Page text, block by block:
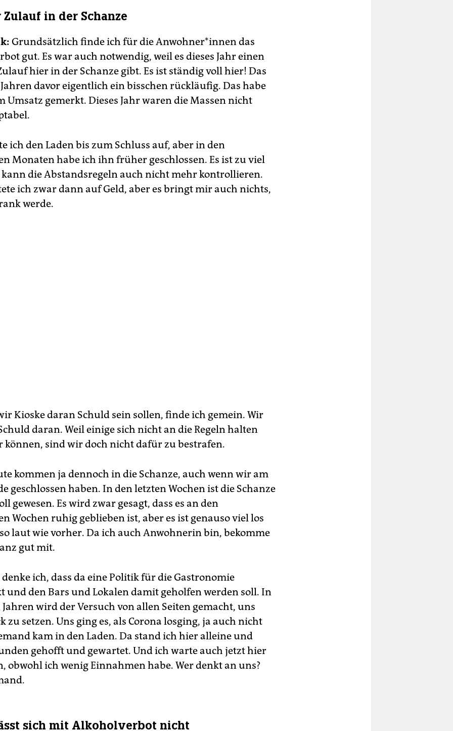
in der Schanze
Grundsätzlich finde ich für die Anwohner*innen das
gut. Es war auch notwendig, weil es dieses Jahr einen
hier in der Schanze gibt. Es ist ständig voll hier! Das
davor eigentlich ein bisschen rückläufig. Das habe
Umsatz gemerkt. Dieses Jahr waren die Massen nicht
ich den Laden bis zum Schluss auf, aber in den
Monaten habe ich ihn früher geschlossen. Es ist zu viel
die Abstandsregeln auch nicht mehr kontrollieren.
ich zwar dann auf Geld, aber es bringt mir auch nichts,
werde.
Kioske daran Schuld sein sollen, finde ich gemein. Wir
daran. Weil einige sich nicht an die Regeln halten
können, sind wir doch nicht dafür zu bestrafen.
kommen ja dennoch in die Schanze, auch wenn wir am
geschlossen haben. In den letzten Wochen ist die Schanze
gewesen. Es wird zwar gesagt, dass es an den
Wochen ruhig geblieben ist, aber es ist genauso viel los
laut wie vorher. Da ich auch Anwohnerin bin, bekomme
gut mit.
ich, dass da eine Politik für die Gastronomie
und den Bars und Lokalen damit geholfen werden soll. In
wird der Versuch von allen Seiten gemacht, uns
zu setzen. Uns ging es, als Corona losging, ja auch nicht
kam in den Laden. Da stand ich hier alleine und
gehofft und gewartet. Und ich warte auch jetzt hier
obwohl ich wenig Einnahmen habe. Wer denkt an uns?
sich mit Alkoholverbot nicht